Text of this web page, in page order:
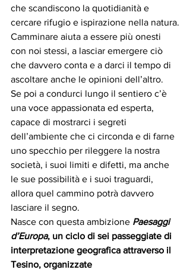
che scandiscono la quotidianità e
cercare rifugio e ispirazione nella natura.
Camminare aiuta a essere più onesti
con noi stessi, a lasciar emergere ciò
che davvero conta e a darci il tempo di
ascoltare anche le opinioni dell’altro.
Se poi a condurci lungo il sentiero c’è
una voce appassionata ed esperta,
capace di mostrarci i segreti
dell’ambiente che ci circonda e di farne
uno specchio per rileggere la nostra
società, i suoi limiti e difetti, ma anche
le sue possibilità e i suoi traguardi,
allora quel cammino potrà davvero
lasciare il segno.
Nasce con questa ambizione Paesaggi
d’Europa, un ciclo di sei passeggiate di
interpretazione geografica attraverso il
Tesino, organizzate